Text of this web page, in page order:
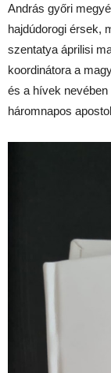
András győri
hajdúdorogi érsek,
szentatya áprilisi
koordinátora a
és a hívek
háromnapos